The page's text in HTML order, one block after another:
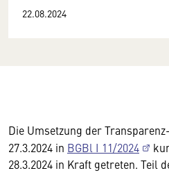
22.08.2024
Die Umsetzung der
27.3.2024 in BGBl I 11/2024
28.3.2024 in Kraft getreten. Teil